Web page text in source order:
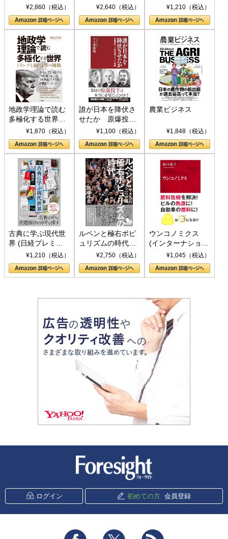
¥2,860（税込） ¥2,640（税込）
ト S 039)¥1,210（税込）
地政学理論で読む
多極化する世界：
トランプとBRICS
の挑戦
¥1,870（税込）
誰が日本を降伏さ
せたか 原爆投
下、ソ連参戦、そ
して聖断 (PHP新
書)
¥1,100（税込）
農業ビジネス
¥1,848（税込）
古典に学ぶ現代世
界 (日経プレミア
シリーズ)¥1,210（税込）
ルペンと極右ポピ
ュリズムの時代：
〈ヤヌス〉の二つ
の顔
¥2,750（税込）
ウンコノミクス
(インターナショナ
ル新書)¥1,045（税込）
ログイン 初めての方 会員登録
Facebook Twitter